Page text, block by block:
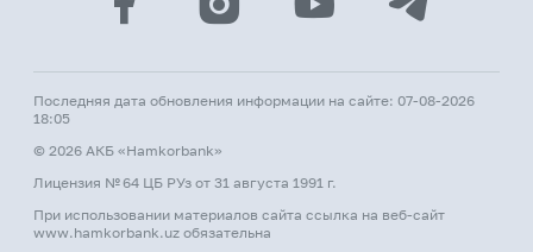
Последняя дата обновления информации на сайте: 07-08-2026
18:05
© 2026 АКБ «Hamkorbank»
Лицензия № 64 ЦБ РУз от 31 августа 1991 г.
При использовании материалов сайта ссылка на веб-сайт
www.hamkorbank.uz обязательна